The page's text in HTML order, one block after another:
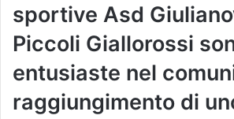
sportive Asd
Piccoli Giallorossi
entusiaste nel
raggiungimento di